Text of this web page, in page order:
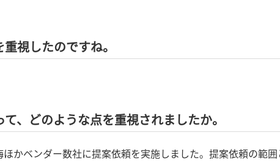
視したのですね。
、どのような点を重視されましたか。
ほかベンダー数社に提案依頼を実施しました。提案依頼の範